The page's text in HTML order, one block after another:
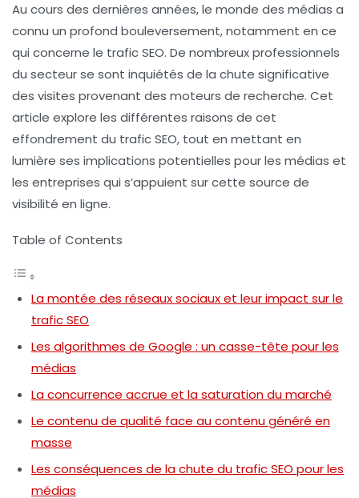
Au cours des dernières années, le monde des médias a
connu un profond bouleversement, notamment en ce
qui concerne le trafic SEO. De nombreux professionnels
du secteur se sont inquiétés de la chute significative
des visites provenant des moteurs de recherche. Cet
article explore les différentes raisons de cet
effondrement du trafic SEO, tout en mettant en
lumière ses implications potentielles pour les médias et
les entreprises qui s’appuient sur cette source de
visibilité en ligne.
Table of Contents
La montée des réseaux sociaux et leur impact sur le
trafic SEO
Les algorithmes de Google : un casse-tête pour les
médias
La concurrence accrue et la saturation du marché
Le contenu de qualité face au contenu généré en
masse
Les conséquences de la chute du trafic SEO pour les
médias